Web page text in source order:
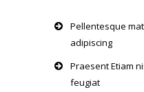
Pellentesque
adipiscing
Praesent Etiam
feugiat